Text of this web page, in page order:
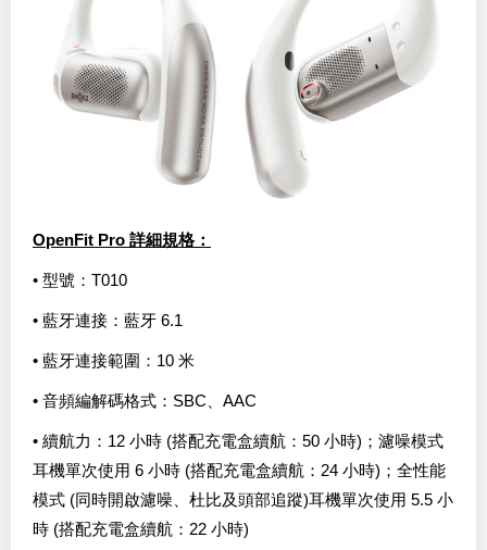
OpenFit Pro 詳細規格：
• 型號：T010
• 藍牙連接：藍牙 6.1
• 藍牙連接範圍：10 米
• 音頻編解碼格式：SBC、AAC
• 續航力：12 小時 (搭配充電盒續航：50 小時)；濾噪模式
耳機單次使用 6 小時 (搭配充電盒續航：24 小時)；全性能
模式 (同時開啟濾噪、杜比及頭部追蹤)耳機單次使用 5.5 小
時 (搭配充電盒續航：22 小時)